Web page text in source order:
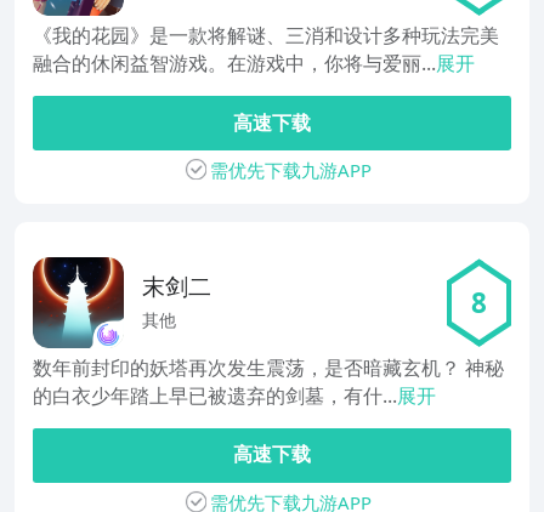
《我的花园》是一款将解谜、三消和设计多种玩法完美
融合的休闲益智游戏。在游戏中，你将与爱丽...展开
高速下载
需优先下载九游APP
末剑二
其他 8
数年前封印的妖塔再次发生震荡，是否暗藏玄机？ 神秘
的白衣少年踏上早已被遗弃的剑墓，有什...展开
高速下载
需优先下载九游APP